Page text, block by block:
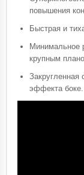
повышения
Быстрая и
Минимальное
крупным
Закругленная
эффекта боке.